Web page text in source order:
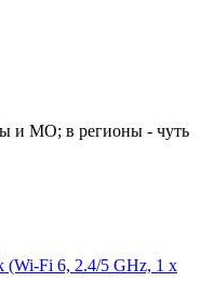
и МО; в регионы - чуть